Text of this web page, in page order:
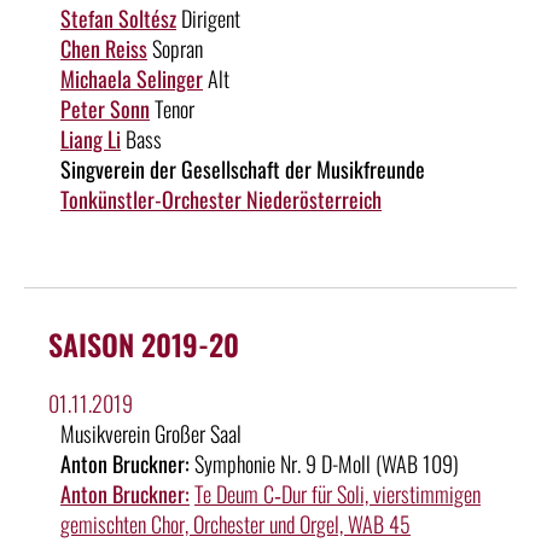
Stefan SoltészDirigent
Chen ReissSopran
Michaela SelingerAlt
Peter SonnTenor
Liang Li Bass
Singverein der Gesellschaft der Musikfreunde
Tonkünstler-Orchester Niederösterreich
SAISON 2019-20
01.11.2019
Musikverein Großer Saal
Anton Bruckner:Symphonie Nr. 9 D-Moll (WAB 109)
Anton Bruckner:Te Deum C‑Dur für Soli, vierstimmigen
gemischten Chor, Orchester und Orgel, WAB 45